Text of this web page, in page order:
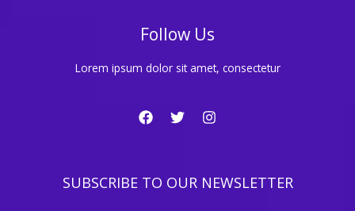
Follow Us
Lorem ipsum dolor sit amet, consectetur
SUBSCRIBE TO OUR NEWSLETTER